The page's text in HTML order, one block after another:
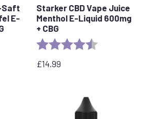
Saft
E-
von 5 Sternen
Starker CBD Vape Juice
Menthol E-Liquid 600mg
+ CBG
Bewertung:
£14.99